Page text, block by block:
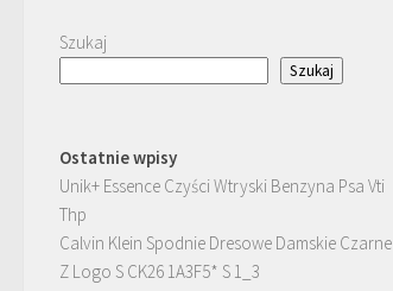
Szukaj
Szukaj
Ostatnie wpisy
Unik+ Essence Czyści Wtryski Benzyna Psa Vti
Thp
Calvin Klein Spodnie Dresowe Damskie Czarne
Z Logo S CK26 1A3F5* S 1_3